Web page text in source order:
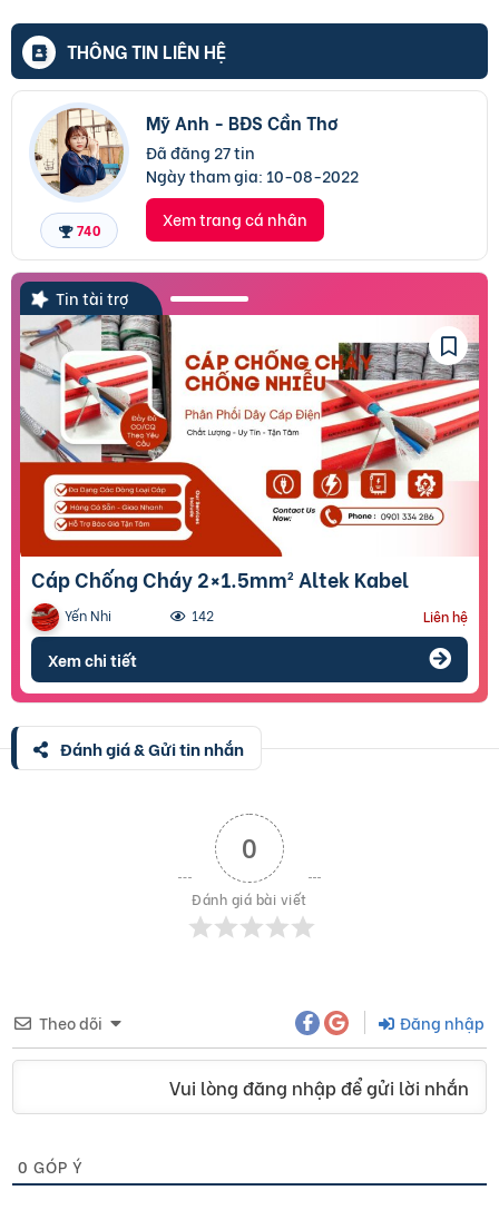
THÔNG TIN LIÊN HỆ
740
Mỹ Anh - BĐS Cần Thơ
Đã đăng 27 tin
Ngày tham gia: 10-08-2022
Xem trang cá nhân
Tin tài trợ
Cáp Chống Cháy 2×1.5mm² Altek Kabel
Yến Nhi 142 Liên hệ
Xem chi tiết
Đánh giá & Gửi tin nhắn
0
Đánh giá bài viết
Theo dõi Đăng nhập
Vui lòng đăng nhập để gửi lời nhắn
0 GÓP Ý